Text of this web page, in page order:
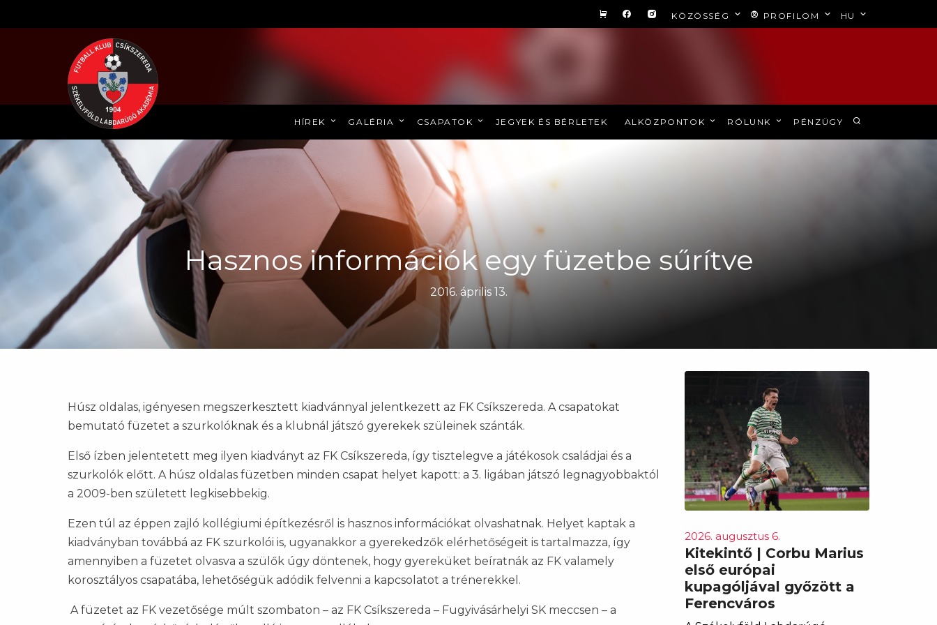
KÖZÖSSÉG PROFILOM HU
HÍREK GALÉRIA CSAPATOK JEGYEK ÉS BÉRLETEK ALKÖZPONTOK RÓLUNK PÉNZÜGY
Hasznos információk egy füzetbe sűrítve
2016. április 13.
Húsz oldalas, igényesen megszerkesztett kiadvánnyal jelentkezett az FK Csíkszereda. A csapatokat
bemutató füzetet a szurkolóknak és a klubnál játszó gyerekek szüleinek szánták.
Első ízben jelentetett meg ilyen kiadványt az FK Csíkszereda, így tisztelegve a játékosok családjai és a
szurkolók előtt. A húsz oldalas füzetben minden csapat helyet kapott: a 3. ligában játszó legnagyobbaktól
a 2009-ben született legkisebbekig.
Ezen túl az éppen zajló kollégiumi építkezésről is hasznos információkat olvashatnak. Helyet kaptak a
kiadványban továbbá az FK szurkolói is, ugyanakkor a gyerekedzők elérhetőségeit is tartalmazza, így
amennyiben a füzetet olvasva a szülők úgy döntenek, hogy gyereküket beíratnák az FK valamely
korosztályos csapatába, lehetőségük adódik felvenni a kapcsolatot a trénerekkel.
A füzetet az FK vezetősége múlt szombaton – az FK Csíkszereda – Fugyivásárhelyi SK meccsen – a
2026. augusztus 6.
Kitekintő | Corbu Marius
első európai
kupagóljával győzött a
Ferencváros